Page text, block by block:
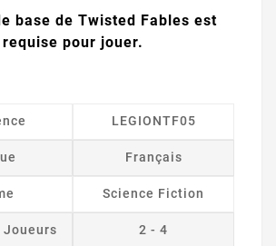
base de Twisted Fables est
requise pour jouer.
LEGIONTF05
Français
Science Fiction
Joueurs 2 - 4